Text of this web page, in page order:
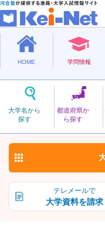
HOME 学問情報
大学名から
探す
都道府県か
ら探す
私立
にいがたいりょうふ
新潟医
テレメールで
大学資料を請求